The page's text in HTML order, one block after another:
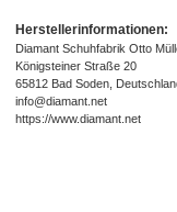
Herstellerinformationen:
Diamant Schuhfabrik Otto
Königsteiner Straße 20
65812 Bad Soden,
info@diamant.net
https://www.diamant.net